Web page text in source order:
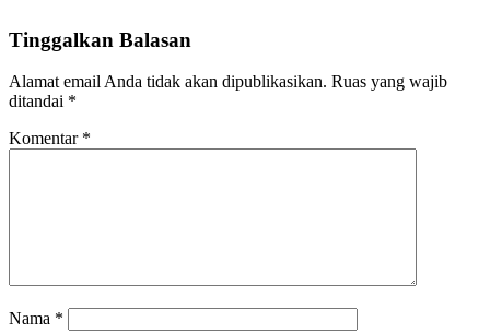
Tinggalkan Balasan
Alamat email Anda tidak akan dipublikasikan. Ruas yang wajib
ditandai *
Komentar *
Nama *